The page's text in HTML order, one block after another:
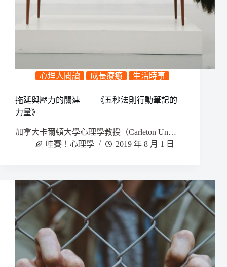
心理人閱讀 成長療癒 生活時事
拖延與壓力的關連——《五秒法則行動筆記的
力量》
加拿大卡爾頓大學心理學教授（Carleton Un…
哇賽！心理學
2019 年 8 月 1 日